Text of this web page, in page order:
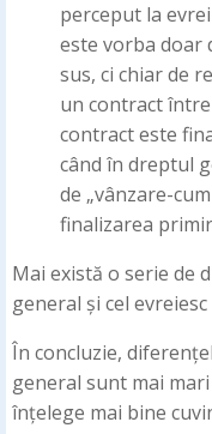
perceput la
este vorba doar
sus, ci chiar de
un contract
contract este
când în dreptul
de „vânzare-
finalizarea
Mai există o serie de
general și cel
În concluzie,
general sunt mai
înțelege mai bine